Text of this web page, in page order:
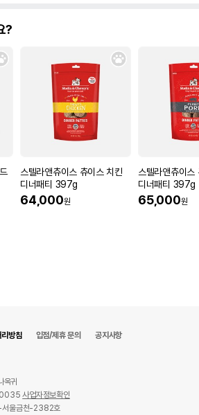
유통기한이 최소 2026.12.04이거나 그
이후인 상품이 출고됩니다.
단, 상품명에 유통기한 명시된 경우, 해당
유통기한을 따릅니다.
?
스텔라앤츄이스 츄이스 치킨
디너패티 397g
64,000원
스텔라앤츄이스
디너패티 397g
65,000원
방침 입점/제휴 문의 공지사항
옥귀
사업자정보확인
서울금천-2382호